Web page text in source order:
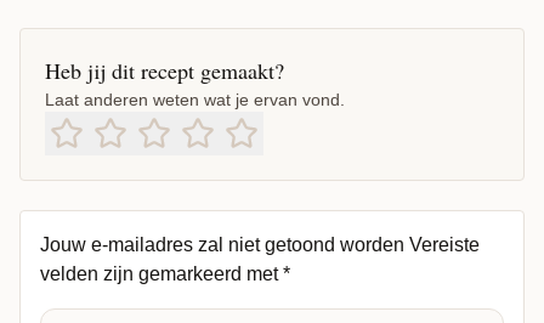
Heb jij dit recept gemaakt?
Laat anderen weten wat je ervan vond.
Jouw e-mailadres zal niet getoond worden Vereiste
velden zijn gemarkeerd met*